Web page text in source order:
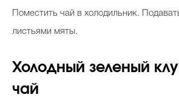
Поместить чай в холодильник.
листьями мяты.
Холодный зеленый
чай